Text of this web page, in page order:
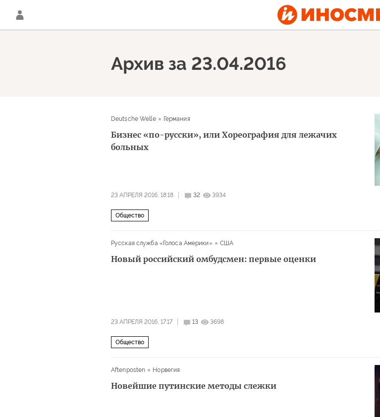
Архив за 23.04.2016
Deutsche Welle Германия
Бизнес «по-русски», или Хореография для лежачих
больных
23 АПРЕЛЯ 2016, 18:18 32 3934
Общество
Русская служба «Голоса Америки» США
Новый российский омбудсмен: первые оценки
23 АПРЕЛЯ 2016, 17:17 13 3698
Общество
Aftenposten Норвегия
Новейшие путинские методы слежки